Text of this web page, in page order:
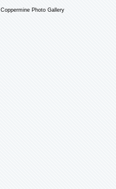
Coppermine Photo Gallery